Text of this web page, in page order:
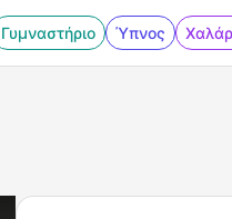
Γυμναστήριο Ύπνος